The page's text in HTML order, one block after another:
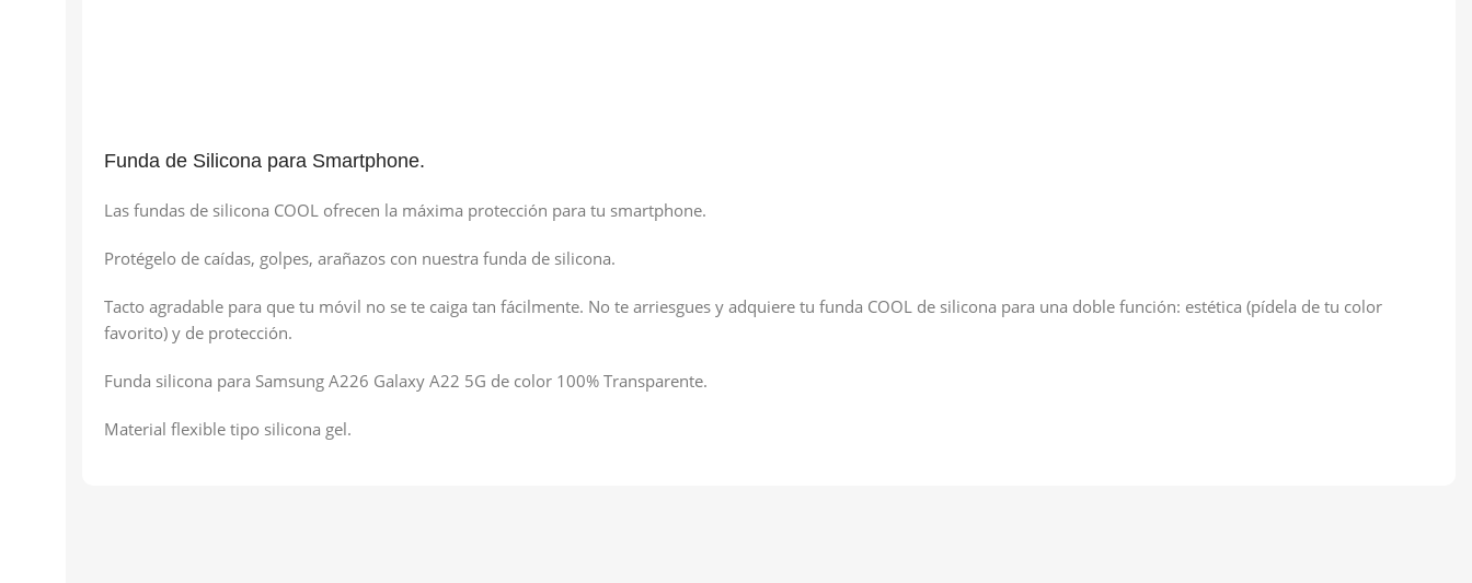
Funda de Silicona para Smartphone.
Las fundas de silicona COOL ofrecen la máxima protección para tu smartphone.
Protégelo de caídas, golpes, arañazos con nuestra funda de silicona.
Tacto agradable para que tu móvil no se te caiga tan fácilmente. No te arriesgues y adquiere tu funda COOL de silicona para una doble función: estética (pídela de tu color
favorito) y de protección.
Funda silicona para Samsung A226 Galaxy A22 5G de color 100% Transparente.
Material flexible tipo silicona gel.